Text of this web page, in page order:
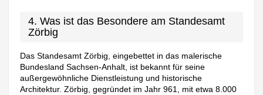
4. Was ist das Besondere am Standesamt
Zörbig
Das Standesamt Zörbig, eingebettet in das malerische
Bundesland Sachsen-Anhalt, ist bekannt für seine
außergewöhnliche Dienstleistung und historische
Architektur. Zörbig, gegründet im Jahr 961, mit etwa 8.000